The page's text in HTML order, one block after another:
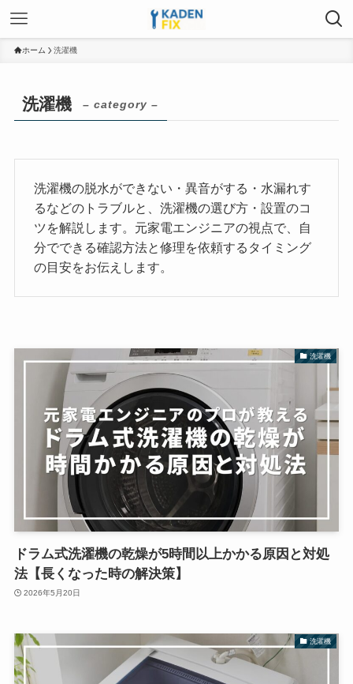
ホーム 洗濯機
洗濯機 – category –
洗濯機の脱水ができない・異音がする・水漏れす
るなどのトラブルと、洗濯機の選び方・設置のコ
ツを解説します。元家電エンジニアの視点で、自
分でできる確認方法と修理を依頼するタイミング
の目安をお伝えします。
洗濯機
ドラム式洗濯機の乾燥が5時間以上かかる原因と対処
法【長くなった時の解決策】
2026年5月20日
洗濯機